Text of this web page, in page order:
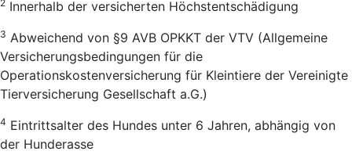
2 Innerhalb der versicherten Höchstentschädigung
3 Abweichend von §9 AVB OPKKT der VTV (Allgemeine
Versicherungsbedingungen für die
Operationskostenversicherung für Kleintiere der Vereinigte
Tierversicherung Gesellschaft a.G.)
4 Eintrittsalter des Hundes unter 6 Jahren, abhängig von
der Hunderasse